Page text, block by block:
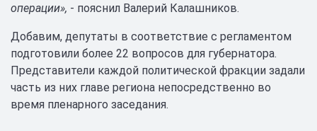
операции», - пояснил Валерий Калашников.
Добавим, депутаты в соответствие с регламентом
подготовили более 22 вопросов для губернатора.
Представители каждой политической фракции задали
часть из них главе региона непосредственно во
время пленарного заседания.